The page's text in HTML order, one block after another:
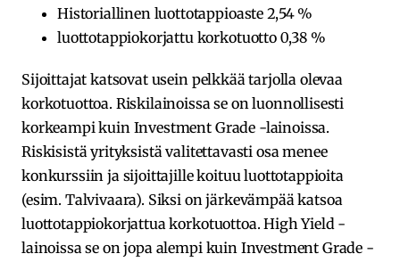
Historiallinen luottotappioaste 2,54 %
luottotappiokorjattu korkotuotto 0,38 %
Sijoittajat katsovat usein pelkkää tarjolla olevaa
korkotuottoa. Riskilainoissa se on luonnollisesti
korkeampi kuin Investment Grade -lainoissa.
Riskisistä yrityksistä valitettavasti osa menee
konkurssiin ja sijoittajille koituu luottotappioita
(esim. Talvivaara). Siksi on järkevämpää katsoa
luottotappiokorjattua korkotuottoa. High Yield -
lainoissa se on jopa alempi kuin Investment Grade -